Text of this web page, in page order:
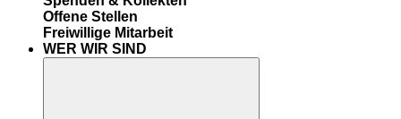
Offene Stellen
Freiwillige Mitarbeit
WER WIR SIND